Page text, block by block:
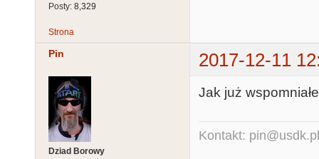
Posty: 8,329
Strona
Pin 2017-12-11
Dziad Borowy
Jak już
Kontakt: pin@usdk.pl